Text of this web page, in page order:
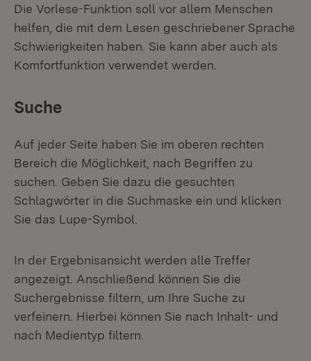
Die Vorlese-Funktion soll vor allem Menschen
helfen, die mit dem Lesen geschriebener Sprache
Schwierigkeiten haben. Sie kann aber auch als
Komfortfunktion verwendet werden.
Suche
Auf jeder Seite haben Sie im oberen rechten
Bereich die Möglichkeit, nach Begriffen zu
suchen. Geben Sie dazu die gesuchten
Schlagwörter in die Suchmaske ein und klicken
Sie das Lupe-Symbol.
In der Ergebnisansicht werden alle Treffer
angezeigt. Anschließend können Sie die
Suchergebnisse filtern, um Ihre Suche zu
verfeinern. Hierbei können Sie nach Inhalt- und
nach Medientyp filtern.